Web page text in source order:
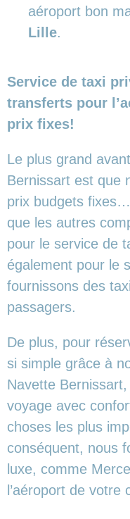
aéroport bon
Lille.
Service de taxi
transferts pour
prix fixes!
Le plus grand
Bernissart est que
prix budgets fixes…
que les autres
pour le service de
également pour le
fournissons des
passagers.
De plus, pour
si simple grâce à
Navette
voyage avec
choses les plus
conséquent, nous
luxe, comme
l’aéroport de votre